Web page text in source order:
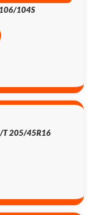
104S
T 205/45R16